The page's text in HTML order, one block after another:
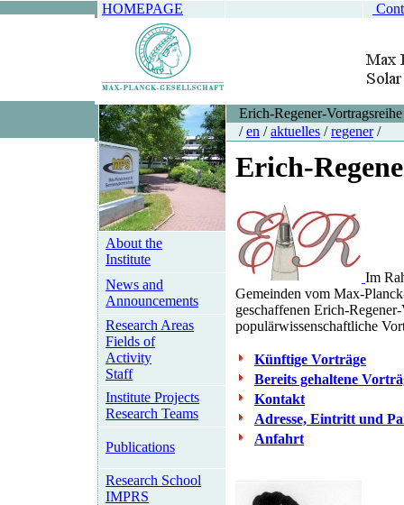
HOMEPAGE
About the
Institute
News and
Announcements
Research Areas
Fields of
Activity
Staff
Institute Projects
Research Teams
Publications
Research School
IMPRS
Erich-Regener-Vortragsreihe
/en /aktuelles /regener/
Erich-
Im
Gemeinden vom Max-
geschaffenen Erich-
populärwissenschaftliche
Künftige Vorträge
Bereits gehaltene
Kontakt
Adresse, Eintritt und
Anfahrt